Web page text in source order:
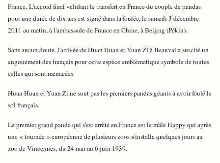
France. L'accord final validant le transfert en France du couple de pandas
pour une durée de dix ans est signé dans la foulée, le samedi 3 décembre
2011 au matin, à l'ambassade de France en Chine, à Beijing (Pékin).
Sans aucun doute, l'arrivée de Huan Huan et Yuan Zi à Beauval a suscité un
engouement des français pour cette espèce emblématique symbole de toutes
celles qui sont menacées.
Huan Huan et Yuan Zi ne sont pas les premiers pandas géants à avoir foulé le
sol français.
Le premier grand panda qui s'est arrêté en France est le mâle Happy qui après
une « tournée » européenne de plusieurs zoos s'installa quelques jours au
zoo de Vincennes, du 24 mai au 6 juin 1939.